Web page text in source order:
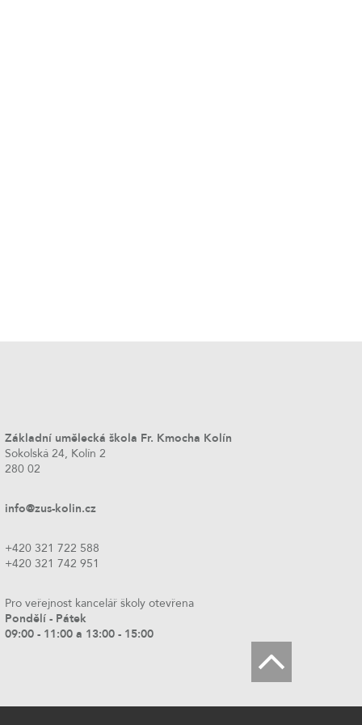
Základní umělecká škola Fr. Kmocha Kolín
Sokolská 24, Kolín 2
280 02
info@zus-kolin.cz
+420 321 722 588
+420 321 742 951
Pro veřejnost kancelář školy otevřena
Pondělí - Pátek
09:00 - 11:00 a 13:00 - 15:00